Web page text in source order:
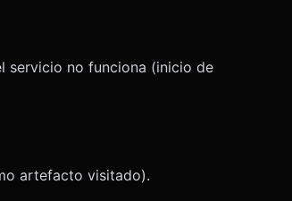
servicio no funciona (inicio de
artefacto visitado).